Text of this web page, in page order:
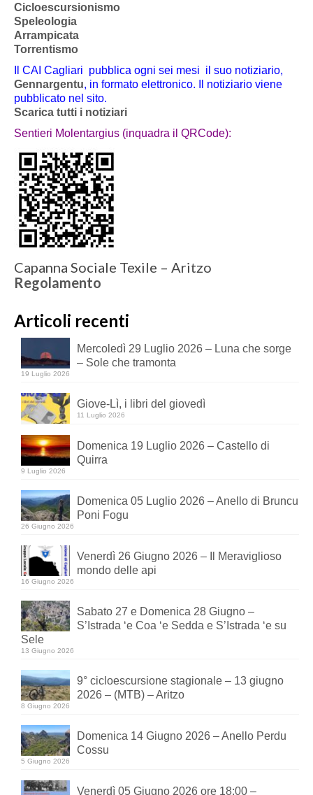
Cicloescursionismo
Speleologia
Arrampicata
Torrentismo
Il CAI Cagliari pubblica ogni sei mesi il suo notiziario,
Gennargentu, in formato elettronico. Il notiziario viene
pubblicato nel sito.
Scarica tutti i notiziari
Sentieri Molentargius (inquadra il QRCode):
Capanna Sociale Texile – Aritzo
Regolamento
Articoli recenti
Mercoledì 29 Luglio 2026 – Luna che sorge
– Sole che tramonta
19 Luglio 2026
Giove-Lì, i libri del giovedì
11 Luglio 2026
Domenica 19 Luglio 2026 – Castello di
Quirra
9 Luglio 2026
Domenica 05 Luglio 2026 – Anello di Bruncu
Poni Fogu
26 Giugno 2026
Venerdì 26 Giugno 2026 – Il Meraviglioso
mondo delle api
16 Giugno 2026
Sabato 27 e Domenica 28 Giugno –
S’Istrada ‘e Coa ‘e Sedda e S’Istrada ‘e su
Sele
13 Giugno 2026
9° cicloescursione stagionale – 13 giugno
2026 – (MTB) – Aritzo
8 Giugno 2026
Domenica 14 Giugno 2026 – Anello Perdu
Cossu
5 Giugno 2026
Venerdì 05 Giugno 2026 ore 18:00 –